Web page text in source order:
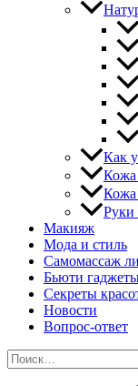
Как
Кожа
Кожа
Руки
Макияж
Мода и стиль
Самомассаж
Бьюти
Секреты
Новости
Вопрос-ответ
Поиск: